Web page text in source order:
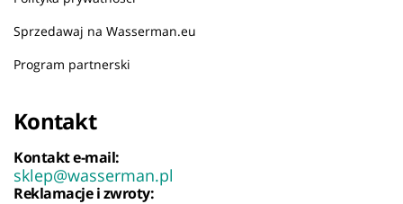
Sprzedawaj na Wasserman.eu
Program partnerski
Kontakt
Kontakt e-mail:
sklep@wasserman.pl
Reklamacje i zwroty: